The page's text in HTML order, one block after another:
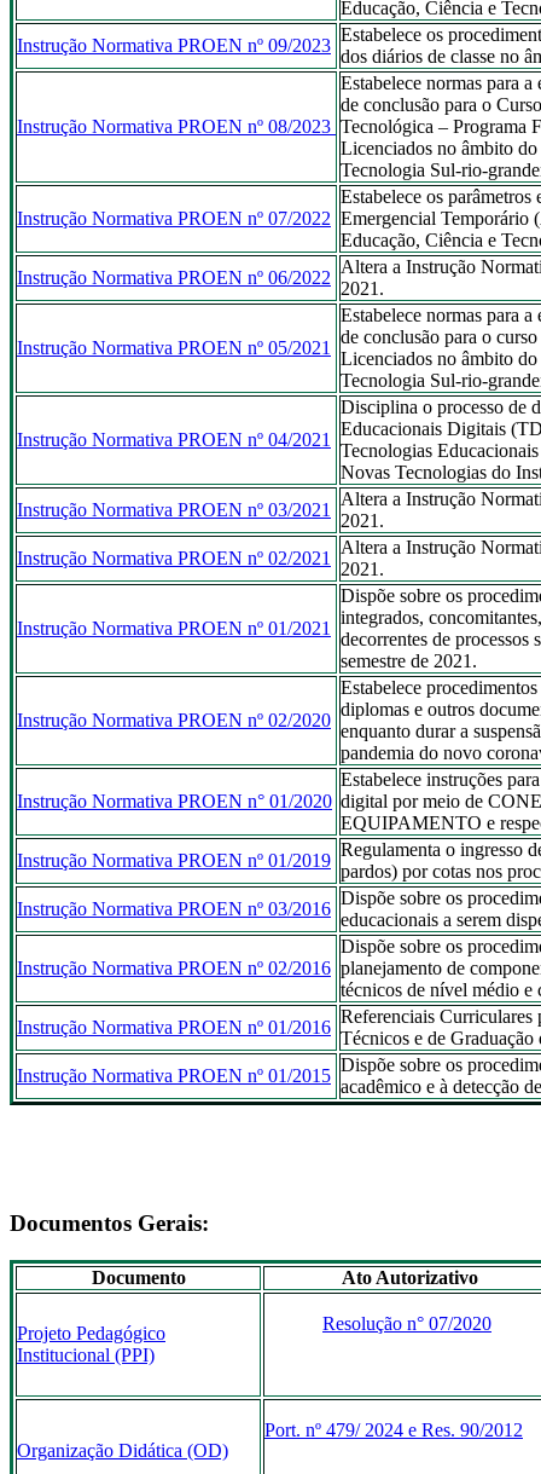
Educação, Ciência e
Instrução Normativa PROEN nº 09/2023
Estabelece os
dos diários de classe no
Instrução Normativa PROEN nº 08/2023
Estabelece normas para
de conclusão para o
Tecnológica – Programa
Licenciados no âmbito
Tecnologia Sul-rio-
Instrução Normativa PROEN nº 07/2022
Estabelece os
Emergencial Temporário
Educação, Ciência e
Instrução Normativa PROEN nº 06/2022
Altera a Instrução
2021.
Instrução Normativa PROEN nº 05/2021
Estabelece normas para
de conclusão para o
Licenciados no âmbito
Tecnologia Sul-rio-
Instrução Normativa PROEN nº 04/2021
Disciplina o processo de
Educacionais Digitais
Tecnologias
Novas Tecnologias do
Instrução Normativa PROEN nº 03/2021
Altera a Instrução
2021.
Instrução Normativa PROEN nº 02/2021
Altera a Instrução
2021.
Instrução Normativa PROEN nº 01/2021
Dispõe sobre os
integrados,
decorrentes de
semestre de 2021.
Instrução Normativa PROEN nº 02/2020
Estabelece
diplomas e outros
enquanto durar a
pandemia do novo
Instrução Normativa PROEN n° 01/2020
Estabelece instruções
digital por meio de
EQUIPAMENTO e
Instrução Normativa PROEN nº 01/2019
Regulamenta o ingresso
pardos) por cotas nos
Instrução Normativa PROEN nº 03/2016
Dispõe sobre os
educacionais a serem
Instrução Normativa PROEN nº 02/2016
Dispõe sobre os
planejamento de
técnicos de nível médio e
Instrução Normativa PROEN nº 01/2016
Referenciais Curriculares
Técnicos e de
Instrução Normativa PROEN nº 01/2015
Dispõe sobre os
acadêmico e à detecção
Documentos Gerais:
Documento Ato Autorizativo
Projeto Pedagógico
Institucional (PPI)
Resolução n° 07/2020
Organização Didática (OD)
Port. nº 479/ 2024 e Res. 90/2012